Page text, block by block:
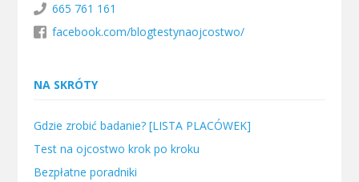
665 761 161
facebook.com/blogtestynaojcostwo/
NA SKRÓTY
Gdzie zrobić badanie? [LISTA PLACÓWEK]
Test na ojcostwo krok po kroku
Bezpłatne poradniki